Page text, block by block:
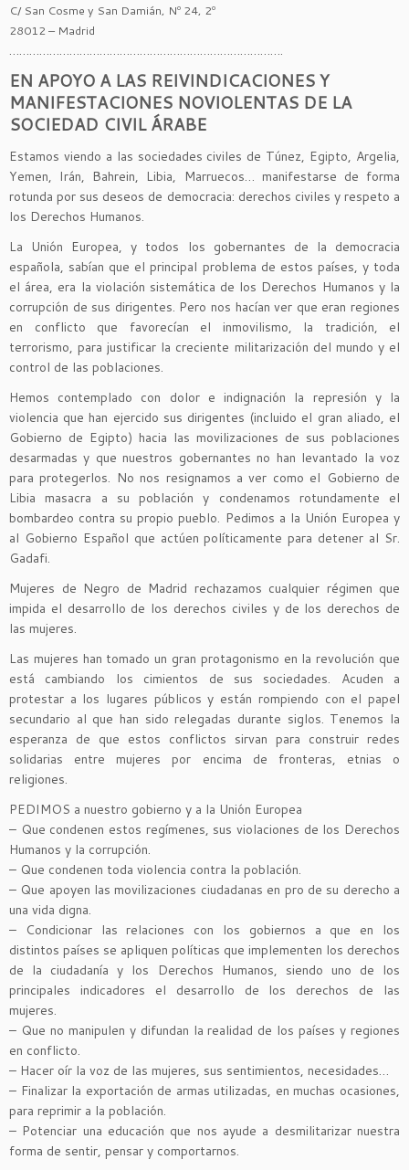
C/ San Cosme y San Damián, Nº 24, 2º
28012 – Madrid
……………………………………………………………………….
EN APOYO A LAS REIVINDICACIONES Y
MANIFESTACIONES NOVIOLENTAS DE LA
SOCIEDAD CIVIL ÁRABE
Estamos viendo a las sociedades civiles de Túnez, Egipto, Argelia,
Yemen, Irán, Bahrein, Libia, Marruecos… manifestarse de forma
rotunda por sus deseos de democracia: derechos civiles y respeto a
los Derechos Humanos.
La Unión Europea, y todos los gobernantes de la democracia
española, sabían que el principal problema de estos países, y toda
el área, era la violación sistemática de los Derechos Humanos y la
corrupción de sus dirigentes. Pero nos hacían ver que eran regiones
en conflicto que favorecían el inmovilismo, la tradición, el
terrorismo, para justificar la creciente militarización del mundo y el
control de las poblaciones.
Hemos contemplado con dolor e indignación la represión y la
violencia que han ejercido sus dirigentes (incluido el gran aliado, el
Gobierno de Egipto) hacia las movilizaciones de sus poblaciones
desarmadas y que nuestros gobernantes no han levantado la voz
para protegerlos. No nos resignamos a ver como el Gobierno de
Libia masacra a su población y condenamos rotundamente el
bombardeo contra su propio pueblo. Pedimos a la Unión Europea y
al Gobierno Español que actúen políticamente para detener al Sr.
Gadafi.
Mujeres de Negro de Madrid rechazamos cualquier régimen que
impida el desarrollo de los derechos civiles y de los derechos de
las mujeres.
Las mujeres han tomado un gran protagonismo en la revolución que
está cambiando los cimientos de sus sociedades. Acuden a
protestar a los lugares públicos y están rompiendo con el papel
secundario al que han sido relegadas durante siglos. Tenemos la
esperanza de que estos conflictos sirvan para construir redes
solidarias entre mujeres por encima de fronteras, etnias o
religiones.
PEDIMOS a nuestro gobierno y a la Unión Europea
– Que condenen estos regímenes, sus violaciones de los Derechos
Humanos y la corrupción.
– Que condenen toda violencia contra la población.
– Que apoyen las movilizaciones ciudadanas en pro de su derecho a
una vida digna.
– Condicionar las relaciones con los gobiernos a que en los
distintos países se apliquen políticas que implementen los derechos
de la ciudadanía y los Derechos Humanos, siendo uno de los
principales indicadores el desarrollo de los derechos de las
mujeres.
– Que no manipulen y difundan la realidad de los países y regiones
en conflicto.
– Hacer oír la voz de las mujeres, sus sentimientos, necesidades…
– Finalizar la exportación de armas utilizadas, en muchas ocasiones,
para reprimir a la población.
– Potenciar una educación que nos ayude a desmilitarizar nuestra
forma de sentir, pensar y comportarnos.